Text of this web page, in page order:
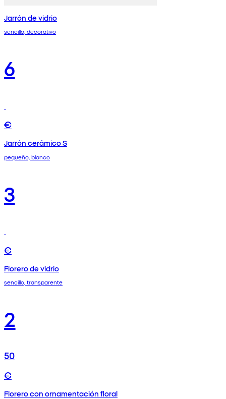
Jarrón de vidrio
sencillo, decorativo
6
€
Jarrón cerámico S
pequeño, blanco
3
€
Florero de vidrio
sencillo, transparente
2
50
€
Florero con ornamentación floral